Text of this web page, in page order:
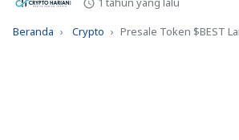
Beranda Crypto Presale Token $BEST